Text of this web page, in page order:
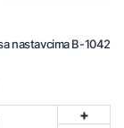
nastavcima B-1042
+